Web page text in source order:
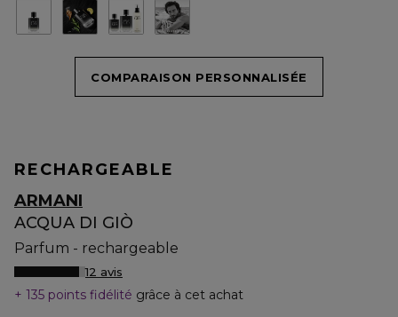
COMPARAISON PERSONNALISÉE
RECHARGEABLE
ARMANI
ACQUA DI GIÒ
Parfum - rechargeable
12 avis
135 points fidélité grâce à cet achat